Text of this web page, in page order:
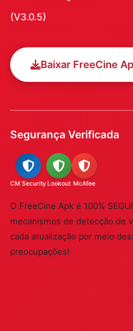
(V3.0.5)
Baixar FreeCine
Segurança Verificada
CM Security Lookout McAfee
O FreeCine Apk é 100%
mecanismos de detecção de
cada atualização por meio
preocupações!